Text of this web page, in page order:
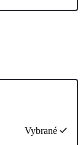
Vybrané